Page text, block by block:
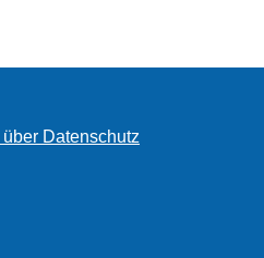
Datenschutz